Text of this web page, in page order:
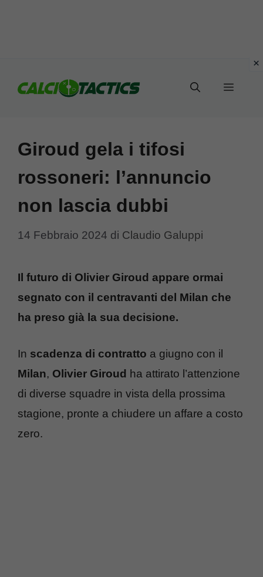
Menu
Giroud gela i tifosi
rossoneri: l’annuncio
non lascia dubbi
14 Febbraio 2024 di Claudio Galuppi
Il futuro di Olivier Giroud appare ormai
segnato con il centravanti del Milan che
ha preso già la sua decisione.
In scadenza di contratto a giugno con il
Milan, Olivier Giroud ha attirato l’attenzione
di diverse squadre in vista della prossima
stagione, pronte a chiudere un affare a costo
zero.